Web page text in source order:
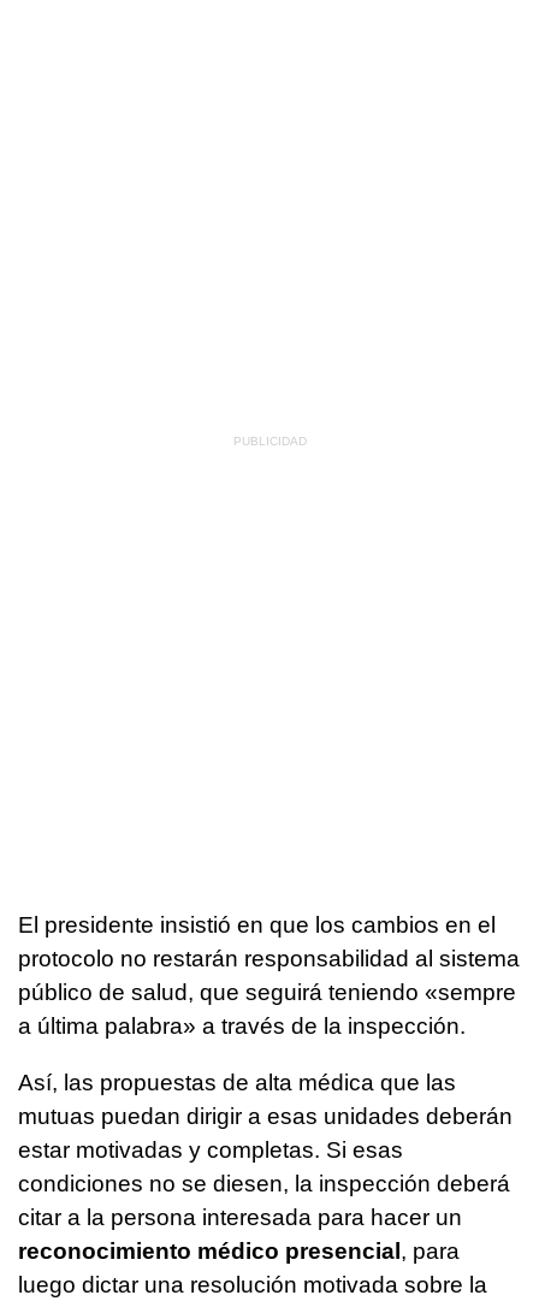
El presidente insistió en que los cambios en el
protocolo no restarán responsabilidad al sistema
público de salud, que seguirá teniendo «sempre
a última palabra» a través de la inspección.
Así, las propuestas de alta médica que las
mutuas puedan dirigir a esas unidades deberán
estar motivadas y completas. Si esas
condiciones no se diesen, la inspección deberá
citar a la persona interesada para hacer un
reconocimiento médico presencial , para
luego dictar una resolución motivada sobre la